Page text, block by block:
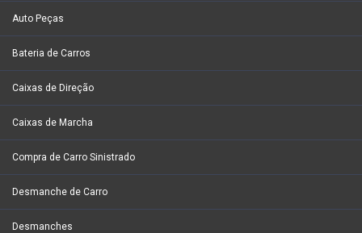
Auto Peças
Bateria de Carros
Caixas de Direção
Caixas de Marcha
Compra de Carro Sinistrado
Desmanche de Carro
Desmanches